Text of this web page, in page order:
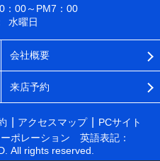
：00～PM7：00
水曜日
会社概要
来店予約
アクセスマップ
PCサイト
ポレーション 英語表記：
All rights reserved.